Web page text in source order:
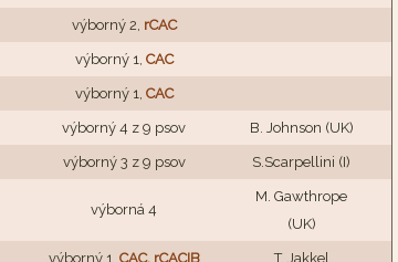
výborný 2, rCAC
výborný 1, CAC
výborný 1, CAC
výborný 4 z 9 psov B. Johnson (UK)
výborný 3 z 9 psov S.Scarpellini (I)
výborná 4
M. Gawthrope
(UK)
výborný 1, CAC, rCACIB T. Jakkel